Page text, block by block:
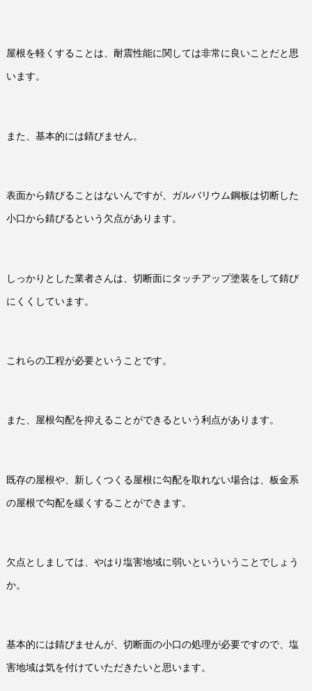
屋根を軽くすることは、耐震性能に関しては非常に良いことだと思
います。
また、基本的には錆びません。
表面から錆びることはないんですが、ガルバリウム鋼板は切断した
小口から錆びるという欠点があります。
しっかりとした業者さんは、切断面にタッチアップ塗装をして錆び
にくくしています。
これらの工程が必要ということです。
また、屋根勾配を抑えることができるという利点があります。
既存の屋根や、新しくつくる屋根に勾配を取れない場合は、板金系
の屋根で勾配を緩くすることができます。
欠点としましては、やはり塩害地域に弱いといういうことでしょう
か。
基本的には錆びませんが、切断面の小口の処理が必要ですので、塩
害地域は気を付けていただきたいと思います。